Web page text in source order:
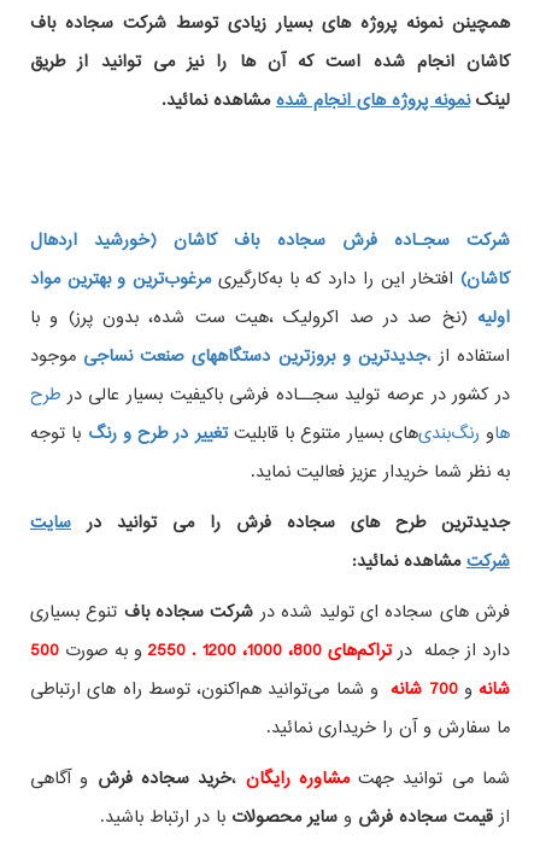
همچینننمونه پروژه های بسیار زیادی توسط شرکت سجاده باف
کاشان انجام شده است که آن ها را نیز می توانید از طریق
لینکنمونه پروژه های انجام شدهمشاهده نمائید.
شرکت سجـاده فرش سجاده باف کاشان (خورشید اردهال
کاشان) افتخار این را دارد که با به‌کارگیریمرغوب‌ترین و بهترین مواد
اولیه (نخ صد در صد اکرولیک ،هیت ست شده، بدون پرز) و با
استفاده ازجدیدترین و بروزترین دستگاههای صنعت نساجی،
موجود
در کشور در عرصه تولید سجــاده فرشی باکیفیت بسیار عالی درطرح
هاو های بسیار متنوع با قابلیتتغییر در طرح و رنگ با توجه
به نظر شما خریدار عزیز فعالیت نماید.
جدیدترین طرح های سجاده فرش را می توانید در سایت
شرکتمشاهده نمائید:
فرش های سجاده ای تولید شده درشرکت سجاده باف تنوع بسیاری
دارد از جمله درتراکم‌های 800، 1000، 1200 . 2550 و به صورت 500
شانه و700 شانه
و شما می‌توانید هم‌اکنون، توسط راه های ارتباطی
ما سفارش و آن را خریداری نمائید.
شما می توانید جهت مشاوره رایگان ،خرید سجاده فرش و آگاهی
ازقیمت سجاده فرش وسایر محصولات با در ارتباط باشید.